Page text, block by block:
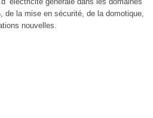
de la mise en sécurité, de la domotique,
nouvelles.